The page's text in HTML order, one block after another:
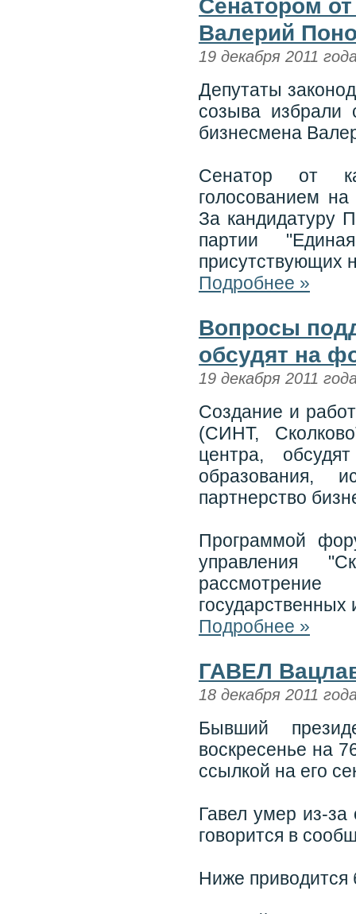
Сенатором
Валерий
19 декабря 2011
Депутаты
созыва избрали
бизнесмена
Сенатор от
голосованием
За кандидатуру
партии
присутствующих
Подробнее »
Вопросы
обсудят на
19 декабря 2011
Создание и
(СИНТ,
центра,
образования,
партнерство
Программой
управления
государственных
Подробнее »
ГАВЕЛ
18 декабря 2011
Бывший
воскресенье на
ссылкой на его
Гавел умер из-
говорится в
Ниже приводится